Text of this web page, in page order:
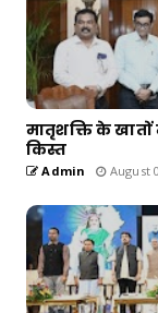
मातृशक्ति के खातों
किस्त
Admin August